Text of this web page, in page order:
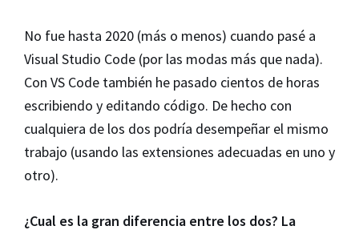
No fue hasta 2020 (más o menos) cuando pasé a
Visual Studio Code (por las modas más que nada).
Con VS Code también he pasado cientos de horas
escribiendo y editando código. De hecho con
cualquiera de los dos podría desempeñar el mismo
trabajo (usando las extensiones adecuadas en uno y
otro).
¿Cual es la gran diferencia entre los dos? La